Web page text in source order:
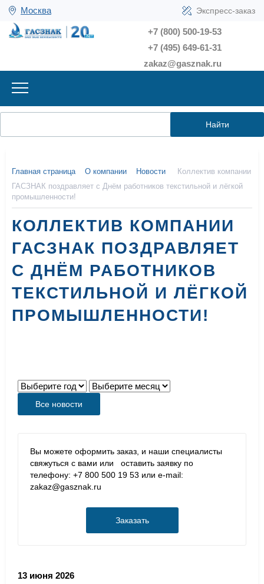
Москва Экспресс-заказ
+7 (800) 500-19-53
+7 (495) 649-61-31
zakaz@gasznak.ru
Найти
Главная страница О компании Новости
Коллектив компании
ГАСЗНАК поздравляет с Днём работников текстильной и лёгкой
промышленности!
КОЛЛЕКТИВ КОМПАНИИ
ГАСЗНАК ПОЗДРАВЛЯЕТ
С ДНЁМ РАБОТНИКОВ
ТЕКСТИЛЬНОЙ И ЛЁГКОЙ
ПРОМЫШЛЕННОСТИ!
Все новости
Вы можете оформить заказ, и наши специалисты
свяжуться с вами или оставить заявку по
телефону: +7 800 500 19 53 или e-mail:
zakaz@gasznak.ru
Заказать
13 июня 2026